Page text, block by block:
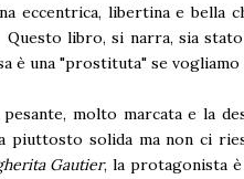
eccentrica, libertina e bella
Questo libro, si narra, sia
è una "prostituta" se
molto marcata e la
piuttosto solida ma non ci
Gautier, la protagonista